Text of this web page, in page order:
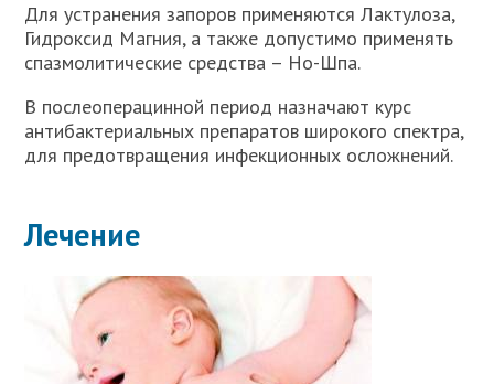
Для устранения запоров применяются Лактулоза,
Гидроксид Магния, а также допустимо применять
спазмолитические средства – Но-Шпа.
В послеоперацинной период назначают курс
антибактериальных препаратов широкого спектра,
для предотвращения инфекционных осложнений.
Лечение